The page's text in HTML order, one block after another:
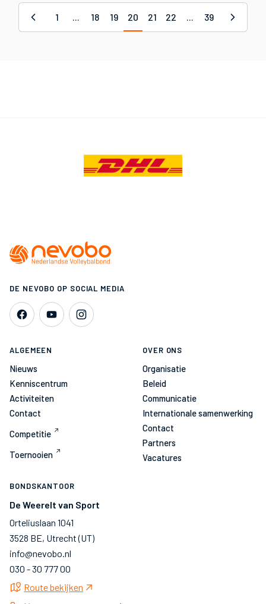
1 ... 18 19 20 21 22 ... 39
DE NEVOBO OP SOCIAL MEDIA
ALGEMEEN
Nieuws
Kenniscentrum
Activiteiten
Contact
Competitie
Toernooien
OVER ONS
Organisatie
Beleid
Communicatie
Internationale samenwerking
Contact
Partners
Vacatures
BONDSKANTOOR
De Weerelt van Sport
Orteliuslaan 1041
3528 BE, Utrecht (UT)
info@nevobo.nl
030 - 30 777 00
Route bekijken